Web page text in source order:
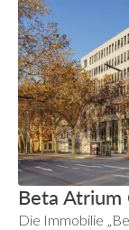
Beta
Die Immobilie